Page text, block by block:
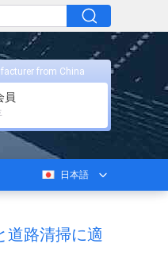
from China
員
日本語
道路清掃に適